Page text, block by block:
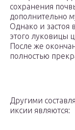
сохранения
дополнительно
Однако и застоя
этого луковицы
После же
полностью
Другими
иксии являются: